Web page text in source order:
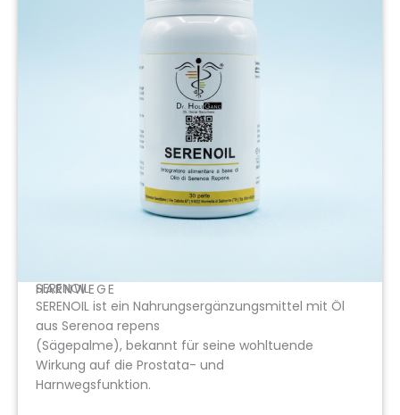
HARNWEGE
SERENOIL
SERENOIL ist ein Nahrungsergänzungsmittel mit Öl
aus Serenoa repens
(Sägepalme), bekannt für seine wohltuende
Wirkung auf die Prostata- und
Harnwegsfunktion.